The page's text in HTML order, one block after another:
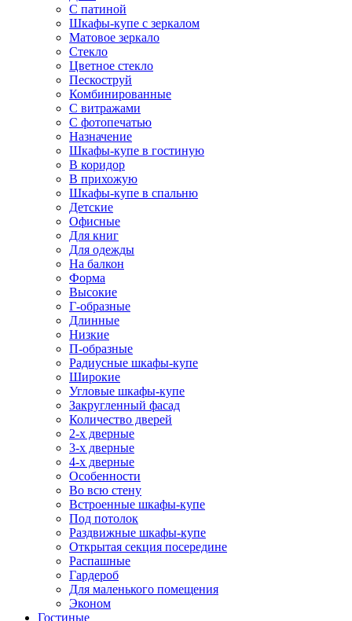
С патиной
Шкафы-купе с зеркалом
Матовое зеркало
Стекло
Цветное стекло
Пескоструй
Комбинированные
С витражами
С фотопечатью
Назначение
Шкафы-купе в гостиную
В коридор
В прихожую
Шкафы-купе в спальню
Детские
Офисные
Для книг
Для одежды
На балкон
Форма
Высокие
Г-образные
Длинные
Низкие
П-образные
Радиусные шкафы-купе
Широкие
Угловые шкафы-купе
Закругленный фасад
Количество дверей
2-х дверные
3-х дверные
4-х дверные
Особенности
Во всю стену
Встроенные шкафы-купе
Под потолок
Раздвижные шкафы-купе
Открытая секция посередине
Распашные
Гардероб
Для маленького помещения
Эконом
Гостиные